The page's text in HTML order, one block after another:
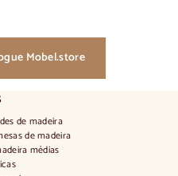
Mobel.store
de madeira
de madeira
médias